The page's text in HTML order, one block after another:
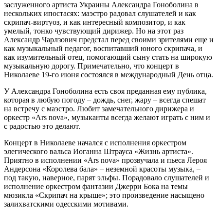
заслуженного артиста Украины Александра Гоноболина в
нескольких ипостасях: маэстро радовал слушателей и как
скрипач-виртуоз, и как интересный композитор, и как
умелый, тонко чувствующий дирижер. Но на этот раз
Александр Чарлзович предстал перед своими зрителями еще и
как музыкальный педагог, воспитавший юного скрипача, и
как изумительный отец, помогающий сыну стать на широкую
музыкальную дорогу. Примечательно, что концерт в
Николаеве 19-го июня состоялся в международный День отца.
У Александра Гоноболина есть своя преданная ему публика,
которая в любую погоду – дождь, снег, жару – всегда спешат
на встречу с маэстро. Любит замечательного дирижера и
оркестр «Ars nova», музыканты всегда желают играть с ним и
с радостью это делают.
Концерт в Николаеве начался с исполнения оркестром
элегического вальса Иоганна Штрауса «Жизнь артиста».
Приятно в исполнении «Ars nova» прозвучала и пьеса Лероя
Андерсона «Королева бала» – неземной красоты музыка, –
под такую, наверное, парят эльфы. Порадовало слушателей и
исполнение оркестром фантазии Джерри Бока на темы
мюзикла «Скрипач на крыше»; это произведение насыщено
залихватскими одесскими мотивами.